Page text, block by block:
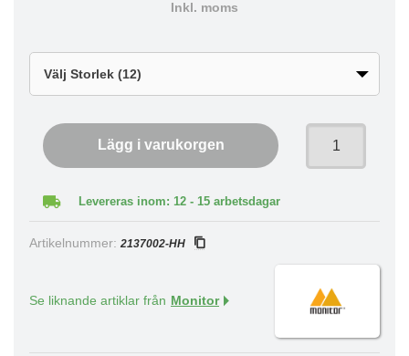
Inkl. moms
Lägg i varukorgen
Levereras inom: 12 - 15 arbetsdagar
Artikelnummer: 2137002-HH
Se liknande artiklar från Monitor